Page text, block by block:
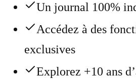
Un journal 100%
Accédez à des
exclusives
Explorez +10 ans